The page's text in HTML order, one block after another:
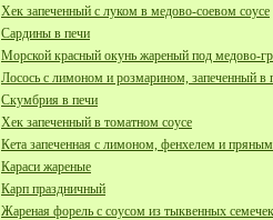
Хек запеченный с луком в медово-соевом соусе
Сардины в печи
Морской красный окунь жареный под медово-
Лосось с лимоном и розмарином, запеченный в
Скумбрия в печи
Хек запеченный в томатном соусе
Кета запеченная с лимоном, фенхелем и
Караси жареные
Карп праздничный
Жареная форель с соусом из тыквенных